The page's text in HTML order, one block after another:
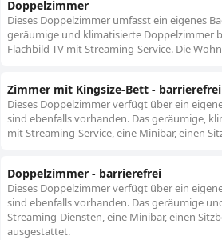
Doppelzimmer
Dieses Doppelzimmer umfasst ein eigenes
geräumige und klimatisierte Doppelzimmer
Flachbild-TV mit Streaming-Service. Die
Zimmer mit Kingsize-Bett - barrierefrei
Dieses Doppelzimmer verfügt über ein
sind ebenfalls vorhanden. Das geräumige,
mit Streaming-Service, eine Minibar, einen
Doppelzimmer - barrierefrei
Dieses Doppelzimmer verfügt über ein
sind ebenfalls vorhanden. Das geräumige
Streaming-Diensten, eine Minibar, einen
ausgestattet.